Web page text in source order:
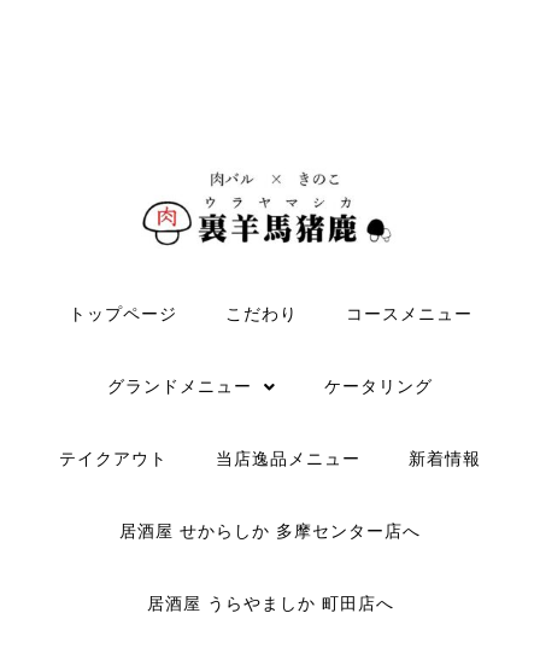
トップページ こだわり コースメニュー
グランドメニュー ケータリング
テイクアウト 当店逸品メニュー 新着情報
居酒屋 せからしか 多摩センター店へ
居酒屋 うらやましか 町田店へ